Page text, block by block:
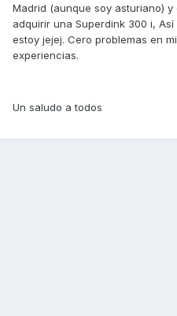
Madrid (aunque soy asturiano)
adquirir una Superdink 300 i,
estoy jejej. Cero problemas en
experiencias.
Un saludo a todos